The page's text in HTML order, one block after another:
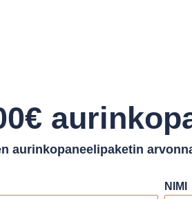
aurinkopaneelipaketin
NIMI